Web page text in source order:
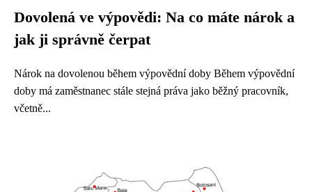
Dovolená ve výpovědi: Na co máte nárok a
jak ji správně čerpat
Nárok na dovolenou během výpovědní doby Během výpovědní
doby má zaměstnanec stále stejná práva jako běžný pracovník,
včetně...